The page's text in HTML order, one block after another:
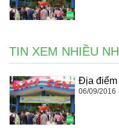
TIN XEM NHIỀU
Địa điểm
06/09/2016